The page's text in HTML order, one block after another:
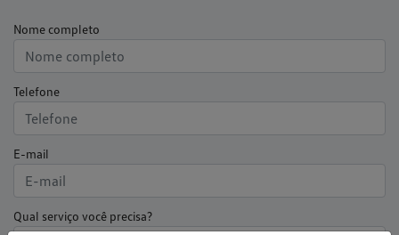
Nome completo
Telefone
E-mail
Qual serviço você precisa?